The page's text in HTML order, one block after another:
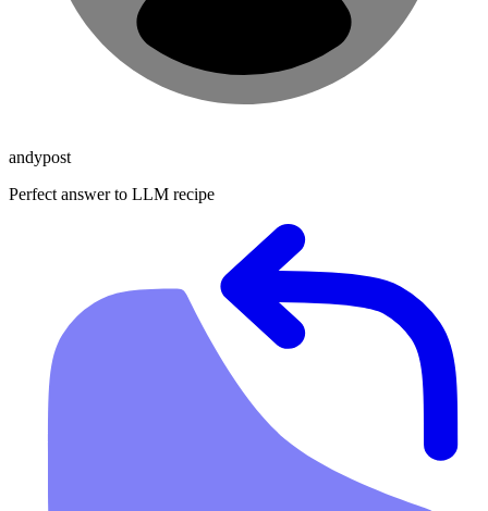
andypost
Perfect answer to LLM recipe